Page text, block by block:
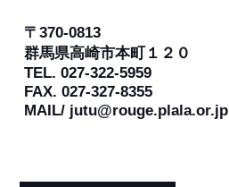
〒370-0813
​群馬県高崎市本町１２０
TEL. 027-322-5959
FAX. 027-327-8355
​MAIL/ jutu@rouge.plala.or.jp